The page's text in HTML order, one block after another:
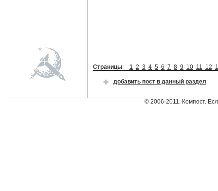
Страницы: 1 2 3 4 5 6 7 8 9 10 11 12
добавить пост в данный раздел
© 2006-2011. Компост.